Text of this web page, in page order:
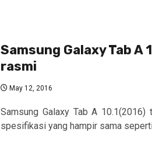
Samsung Galaxy Tab
rasmi
May 12, 2016
Samsung Galaxy Tab A
spesifikasi yang hampir sama